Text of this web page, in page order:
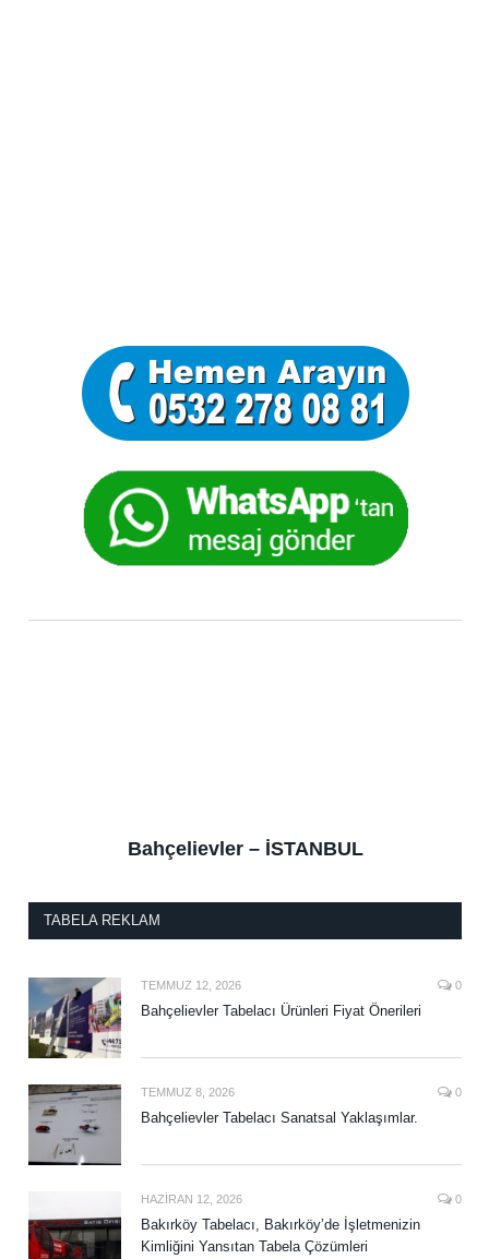
Bahçelievler – İSTANBUL
TABELA REKLAM
TEMMUZ 12, 2026 0
Bahçelievler Tabelacı Ürünleri Fiyat Önerileri
TEMMUZ 8, 2026 0
Bahçelievler Tabelacı Sanatsal Yaklaşımlar.
HAZIRAN 12, 2026 0
Bakırköy Tabelacı, Bakırköy’de İşletmenizin
Kimliğini Yansıtan Tabela Çözümleri